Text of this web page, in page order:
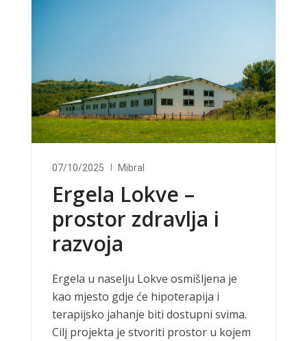
07/10/2025 Mibral
Ergela Lokve –
prostor zdravlja i
razvoja
Ergela u naselju Lokve osmišljena je
kao mjesto gdje će hipoterapija i
terapijsko jahanje biti dostupni svima.
Cilj projekta je stvoriti prostor u kojem